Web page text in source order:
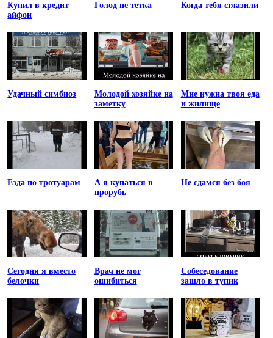
Купил в кредит
айфон
Голод не тетка Когда тебя сглазили
Удачный симбиоз
Молодой хозяйке на
заметку
Мне нужна твоя еда
и жилище
Езда по тротуарам
А я купаться в
прорубь
Не сдамся без боя
Сегодня я вместо
белочки
Врач не мог
ошибиться
Собеседование
зашло в тупик